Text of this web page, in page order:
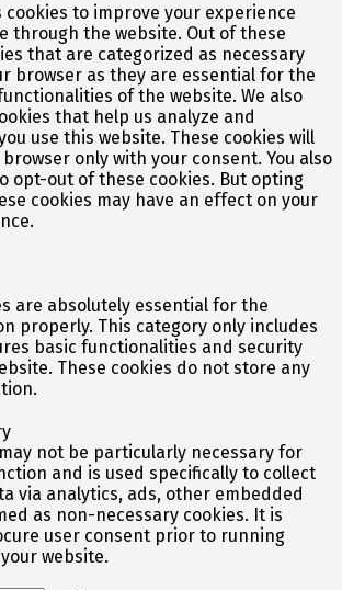
cookies to improve your experience
through the website. Out of these
that are categorized as necessary
browser as they are essential for the
of the website. We also
that help us analyze and
use this website. These cookies will
only with your consent. You also
opt-out of these cookies. But opting
cookies may have an effect on your
are absolutely essential for the
properly. This category only includes
basic functionalities and security
These cookies do not store any
not be particularly necessary for
and is used specifically to collect
via analytics, ads, other embedded
as non-necessary cookies. It is
user consent prior to running
website.